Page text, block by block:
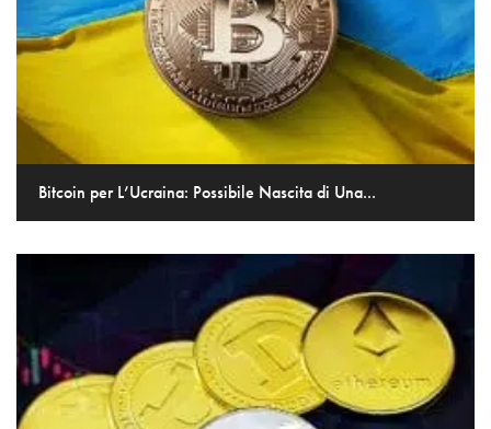
Bitcoin per L’Ucraina: Possibile Nascita di Una...